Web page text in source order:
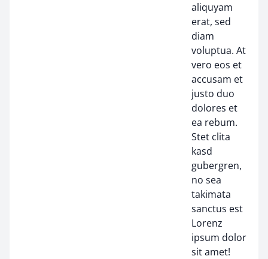
aliquyam
erat, sed
diam
voluptua. At
vero eos et
accusam et
justo duo
dolores et
ea rebum.
Stet clita
kasd
gubergren,
no sea
takimata
sanctus est
Lorenz
ipsum dolor
sit amet!